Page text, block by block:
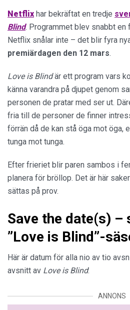
Netflix har bekräftat en tredje
Blind. Programmet blev snabbt en
Netflix snålar inte – det blir fyra
premiärdagen den 12 mars.
Love is Blindär ett program vars
känna varandra på djupet genom
personen de pratar med ser ut.
fria till de personer de finner
förrän då de kan stå öga mot öga,
tunga mot tunga.
Efter frieriet blir paren sambos i
planera för bröllop. Det är här
sättas på prov.
Save the date(s) –
”Love is Blind”-
Här är datum för alla nio av tio
avsnitt av Love is Blind:
ANNONS